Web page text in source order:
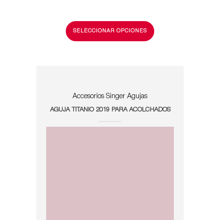
SELECCIONAR OPCIONES
Accesorios Singer Agujas
AGUJA TITANIO 2019 PARA ACOLCHADOS